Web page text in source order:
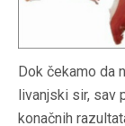
Dok čekamo da
livanjski sir, sav
konačnih